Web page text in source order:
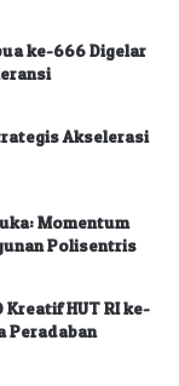
ke-666 Digelar
Akselerasi
Momentum
Polisentris
Kreatif HUT RI ke-
Peradaban